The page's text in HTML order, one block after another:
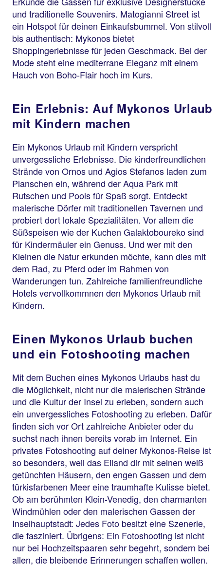
und traditionelle Souvenirs. Matogianni Street ist
ein Hotspot für deinen Einkaufsbummel. Von stilvoll
bis authentisch: Mykonos bietet
Shoppingerlebnisse für jeden Geschmack. Bei der
Mode steht eine mediterrane Eleganz mit einem
Hauch von Boho-Flair hoch im Kurs.
Ein Erlebnis: Auf Mykonos Urlaub
mit Kindern machen
Ein Mykonos Urlaub mit Kindern verspricht
unvergessliche Erlebnisse. Die kinderfreundlichen
Strände von Ornos und Agios Stefanos laden zum
Planschen ein, während der Aqua Park mit
Rutschen und Pools für Spaß sorgt. Entdeckt
malerische Dörfer mit traditionellen Tavernen und
probiert dort lokale Spezialitäten. Vor allem die
Süßspeisen wie der Kuchen Galaktoboureko sind
für Kindermäuler ein Genuss. Und wer mit den
Kleinen die Natur erkunden möchte, kann dies mit
dem Rad, zu Pferd oder im Rahmen von
Wanderungen tun. Zahlreiche familienfreundliche
Hotels vervollkommnen den Mykonos Urlaub mit
Kindern.
Einen Mykonos Urlaub buchen
und ein Fotoshooting machen
Mit dem Buchen eines Mykonos Urlaubs hast du
die Möglichkeit, nicht nur die malerischen Strände
und die Kultur der Insel zu erleben, sondern auch
ein unvergessliches Fotoshooting zu erleben. Dafür
finden sich vor Ort zahlreiche Anbieter oder du
suchst nach ihnen bereits vorab im Internet. Ein
privates Fotoshooting auf deiner Mykonos-Reise ist
so besonders, weil das Eiland dir mit seinen weiß
getünchten Häusern, den engen Gassen und dem
türkisfarbenen Meer eine traumhafte Kulisse bietet.
Ob am berühmten Klein-Venedig, den charmanten
Windmühlen oder den malerischen Gassen der
Inselhauptstadt: Jedes Foto besitzt eine Szenerie,
die fasziniert. Übrigens: Ein Fotoshooting ist nicht
nur bei Hochzeitspaaren sehr begehrt, sondern bei
allen, die bleibende Erinnerungen schaffen wollen.